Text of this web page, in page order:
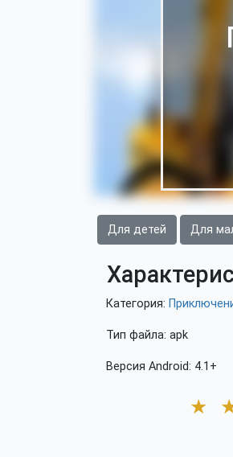
Для детей Для
Категория:
Тип файла: apk
Версия Android: 4.1+
★